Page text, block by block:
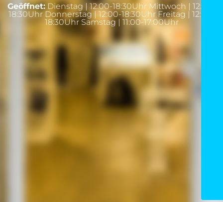
Geöffnet: Dienstag | 12:00-18:30Uhr Mittwoch | 12:00-
18:30Uhr Donnerstag | 12:00-18:30Uhr Freitag | 12:00-
18:30Uhr Samstag | 11:00-17:00Uhr